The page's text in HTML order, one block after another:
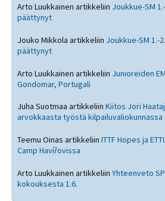
Arto Luukkainen artikkeliin Joukkue-SM
päättynyt
Jouko Mikkola artikkeliin Joukkue-SM 1.-
päättynyt
Arto Luukkainen artikkeliin Junioreiden
Gondomar, Portugali
Juha Suotmaa artikkeliinKiitos Jori
arvokkaasta työstä kilpailuvaliokunnassa
Teemu Oinas artikkeliinITTF Hopes ja
Camp Havířovissa
Arto Luukkainen artikkeliinYhteenveto
kokouksesta 1.6.